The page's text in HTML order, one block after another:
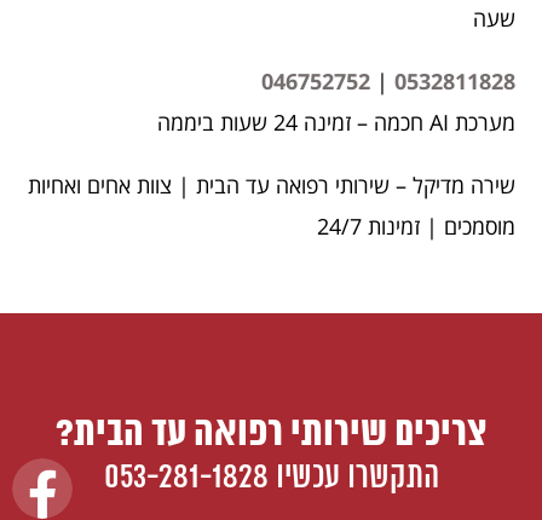
שעה
0532811828
|
046752752
מערכת AI חכמה – זמינה 24 שעות ביממה
שירה מדיקל – שירותי רפואה עד הבית | צוות אחים ואחיות
מוסמכים | זמינות 24/7
צריכים שירותי רפואה עד הבית?
התקשרו עכשיו 053-281-1828